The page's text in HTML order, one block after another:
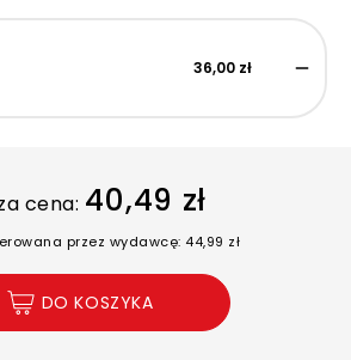
36,00 zł
cena: 40,49 zł
przez wydawcę: 44,99 zł
DO KOSZYKA